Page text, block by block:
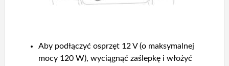
Aby podłączyć osprzęt 12 V (o maksymalnej
mocy 120 W), wyciągnąć zaślepkę i włożyć